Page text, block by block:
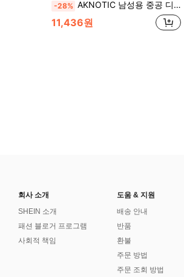
-28% AKNOTIC 남성용 중공 디자인 반팔 싱글 브레스트 캐주얼 셔츠, 휴가, 아버지의 날 선물
11,436원
회사 소개
SHEIN 소개
패션 블로거 프로그램
사회적 책임
도움 & 지원
배송 안내
반품
환불
주문 방법
주문 조회 방법